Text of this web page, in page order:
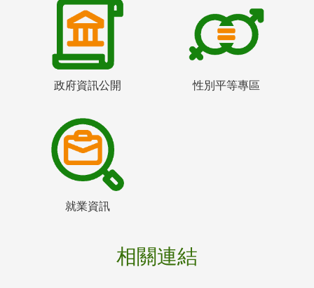
政府資訊公開 性別平等專區
就業資訊
相關連結